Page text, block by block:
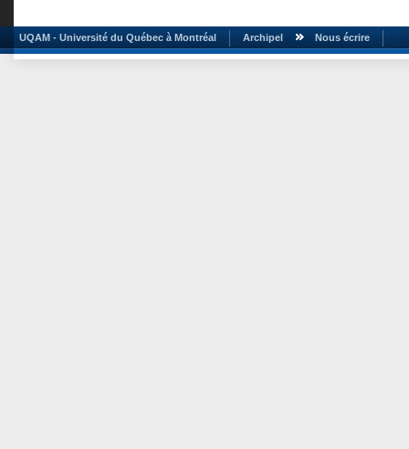
UQAM - Université du Québec à Montréal Archipel Nous écrire